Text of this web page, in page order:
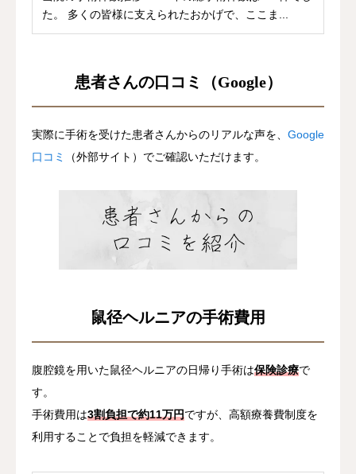
た。 多くの皆様に支えられたおかげで、ここま...
患者さんの口コミ（Google）
実際に手術を受けた患者さんからのリアルな声を、 Google
口コミ
（外部サイト）でご確認いただけます。
鼠径ヘルニアの手術費用
腹腔鏡を用いた鼠径ヘルニアの日帰り手術は保険診療で
す。
手術費用は3割負担で約11万円ですが、高額療養費制度を
利用することで負担を軽減できます。